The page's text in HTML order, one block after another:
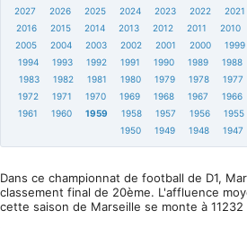
2027
2026 2025 2024 2023 2022 2021
2016
2015 2014 2013 2012 2011 2010
2005
2004 2003 2002 2001 2000 1999
1994
1993 1992 1991 1990 1989 1988
1983
1982 1981 1980 1979 1978 1977
1972
1971 1970 1969 1968 1967 1966
1961
1960 1959 1958 1957 1956 1955
1950
1949 1948 1947
Dans ce championnat de football de D1,
classement final de 20ème. L'affluence
cette saison de Marseille se monte à